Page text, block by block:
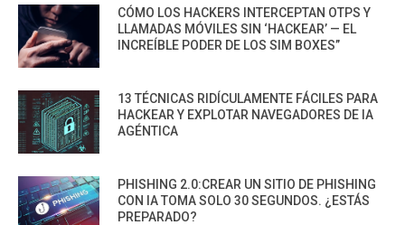
CÓMO LOS HACKERS INTERCEPTAN OTPS Y
LLAMADAS MÓVILES SIN ‘HACKEAR’ — EL
INCREÍBLE PODER DE LOS SIM BOXES”
13 TÉCNICAS RIDÍCULAMENTE FÁCILES PARA
HACKEAR Y EXPLOTAR NAVEGADORES DE IA
AGÉNTICA
PHISHING 2.0:CREAR UN SITIO DE PHISHING
CON IA TOMA SOLO 30 SEGUNDOS. ¿ESTÁS
PREPARADO?